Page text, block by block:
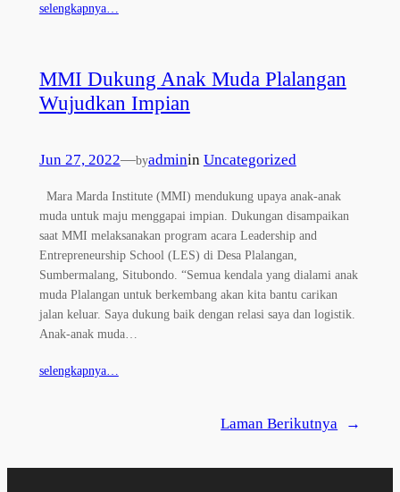
selengkapnya…
MMI Dukung Anak Muda Plalangan
Wujudkan Impian
Jun 27, 2022—byadminin Uncategorized
Mara Marda Institute (MMI) mendukung upaya anak-anak
muda untuk maju menggapai impian. Dukungan disampaikan
saat MMI melaksanakan program acara Leadership and
Entrepreneurship School (LES) di Desa Plalangan,
Sumbermalang, Situbondo. “Semua kendala yang dialami anak
muda Plalangan untuk berkembang akan kita bantu carikan
jalan keluar. Saya dukung baik dengan relasi saya dan logistik.
Anak-anak muda…
selengkapnya…
Laman Berikutnya →